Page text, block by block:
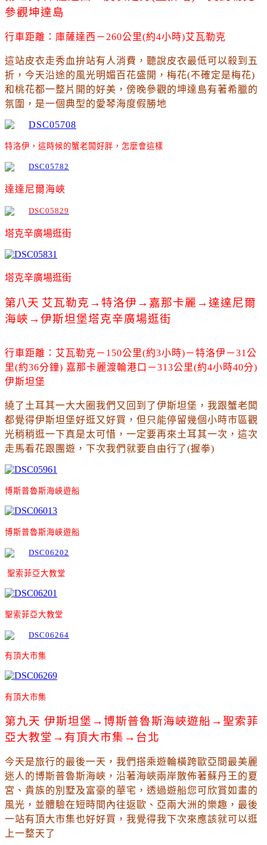
參觀坤達島
行車距離：庫薩達西－260公里(約4小時)艾瓦勒克
這站皮衣走秀血拚站有人消費 ，聽說皮衣最低可以殺到五
折 ，今天沿途的風光明媚百花盛開 ，梅花(不確定是梅花)
和桃花都一整片開的好美 ，傍晚參觀的坤達島有著希臘的
氛圍 ，是一個典型的愛琴海度假勝地
特洛伊 ，這時候的蟹老闆好胖 ，怎麼會這樣
達達尼爾海峽
塔克辛廣場逛街
塔克辛廣場逛街
第八天 艾瓦勒克 → 特洛伊 →嘉那卡麗 →達達尼爾
海峽 →伊斯坦堡塔克辛廣場逛街
行車距離： 艾瓦勒克－ 150公里(約3小時)－特洛伊－31公
里(約36分鐘) 嘉那卡麗渡輪港口 －313公里(約4小時40分)
伊斯坦堡
繞了土耳其一大大圈我們又回到了伊斯坦堡 ，我跟蟹老闆
都覺得伊斯坦堡好逛又好買 ，但只能停留幾個小時市區觀
光稍稍逛一下真是太可惜 ，一定要再來土耳其一次 ，這次
走馬看花跟團遊 ，下次我們就要自由行了(握拳)
博斯普魯斯海峽遊船
博斯普魯斯海峽遊船
聖索菲亞大教堂
聖索菲亞大教堂
有頂大市集
有頂大市集
第九天 伊斯坦堡 → 博斯普魯斯海峽遊船 →聖索菲
亞大教堂 →有頂大市集 →台北
今天是旅行的最後一天 ，我們搭乘遊輪橫跨歐亞間最美麗
迷人的博斯普魯斯海峽，沿著海峽兩岸散佈著蘇丹王的夏
宮、貴族的別墅及富豪的華宅，透過遊船您可欣賞如畫的
風光，並體驗在短時間內往返歐、亞兩大洲的樂趣 ，最後
一站有頂大市集也好好買 ，我覺得我下次來應該就可以逛
上一整天了